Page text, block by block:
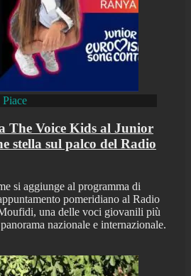
The Voice Kids al Junior
stella sul palco del Radio
si aggiunge al programma di
pomeridiano al Radio
una delle voci giovanili più
nazionale e internazionale.